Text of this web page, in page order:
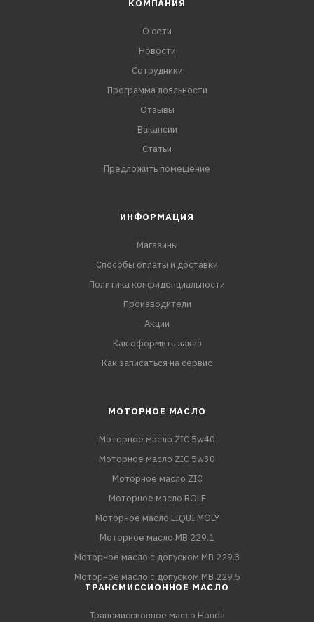
КОМПАНИЯ
О сети
Новости
Сотрудники
Программа лояльности
Отзывы
Вакансии
Статьи
Предложить помещение
ИНФОРМАЦИЯ
Магазины
Способы оплаты и доставки
Политика конфиденциальности
Производители
Акции
Как оформить заказ
Как записаться на сервис
МОТОРНОЕ МАСЛО
Моторное масло ZIC 5w40
Моторное масло ZIC 5w30
Моторное масло ZIC
Моторное масло ROLF
Моторное масло LIQUI MOLY
Моторное масло MB 229.1
Моторное масло с допуском MB 229.3
Моторное масло с допуском MB 229.5
ТРАНСМИССИОННОЕ МАСЛО
Трансмиссионное масло Honda